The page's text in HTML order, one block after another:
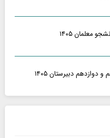
معلمان ۱۴۰۵
دوازدهم دبیرستان ۱۴۰۵